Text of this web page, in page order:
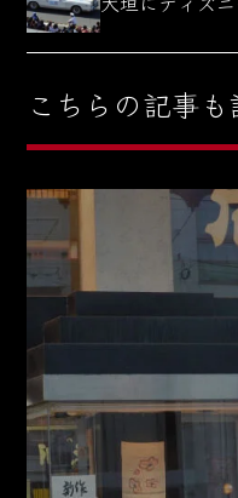
こちらの記事も